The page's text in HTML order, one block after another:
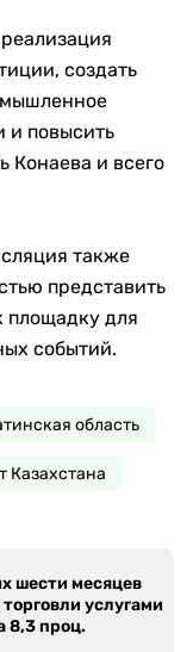
создать
и повысить
Конаева и всего
также
представить
площадку для
событий.
область
Казахстана
шести месяцев
услугами
8,3 проц.